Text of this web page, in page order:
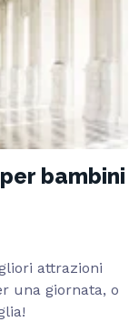
bambini
attrazioni
una giornata, o